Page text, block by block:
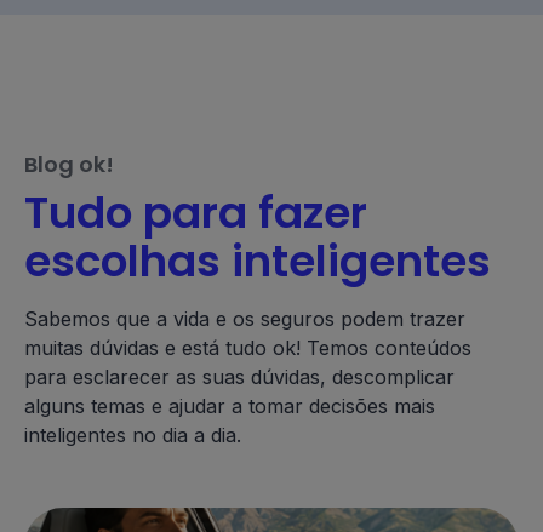
Blog ok!
Tudo para fazer
escolhas inteligentes
Sabemos que a vida e os seguros podem trazer
muitas dúvidas e está tudo ok! Temos conteúdos
para esclarecer as suas dúvidas, descomplicar
alguns temas e ajudar a tomar decisões mais
inteligentes no dia a dia.